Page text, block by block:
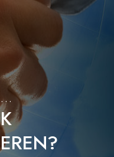
Human Rights
Ministers
Diensten voor beginners